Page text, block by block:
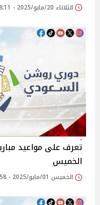
الثلاثاء 20/مايو/2025 - 08:11 ص
تعرف على مواعيد
الخميس
الخميس 01/مايو/2025 - 10:58 ص